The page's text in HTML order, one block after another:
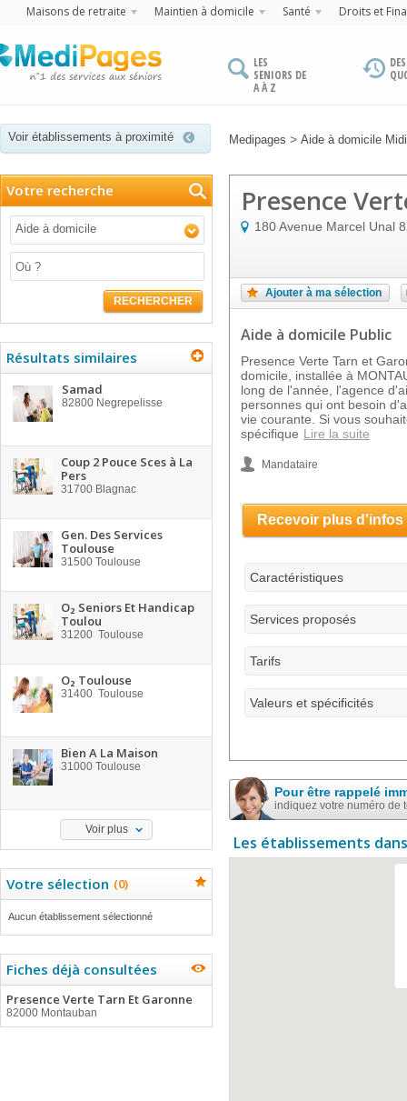
Maisons de retraite Maintien à domicile Santé Droits et
LES
SENIORS DE
A À Z
Voir établissements à proximité Medipages > Aide à domicile
Votre recherche
Aide à domicile
RECHERCHER
Résultats similaires
Samad
82800 Negrepelisse
Coup 2 Pouce Sces à La
Pers
31700 Blagnac
Gen. Des Services
Toulouse
31500 Toulouse
O₂ Seniors Et Handicap
Toulou
31200 Toulouse
O₂ Toulouse
31400 Toulouse
Bien A La Maison
31000 Toulouse
Voir plus
Votre sélection (0)
Aucun établissement sélectionné
Fiches déjà consultées
Presence Verte Tarn Et Garonne
82000 Montauban
Presence
180 Avenue Marcel Unal
Ajouter à ma sélection
Aide à domicile Public
Presence Verte Tarn et
domicile, installée à
long de l'année, l'agence
personnes qui ont besoin
vie courante. Si vous
spécifique Lire la suite
Mandataire
Recevoir plus d'infos
Caractéristiques
Services proposés
Tarifs
Valeurs et spécificités
Pour être rappelé
indiquez votre numéro de
Les établissements